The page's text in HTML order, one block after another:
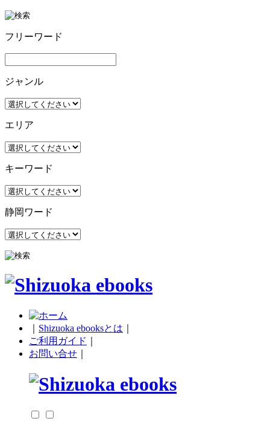
フリーワード
ジャンル
エリア
キーワード
静岡ワード
Shizuoka ebooksとは
ご利用ガイド
お問い合せ